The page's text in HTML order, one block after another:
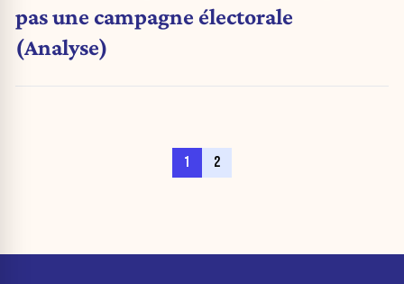
pas une campagne électorale
(Analyse)
1 2